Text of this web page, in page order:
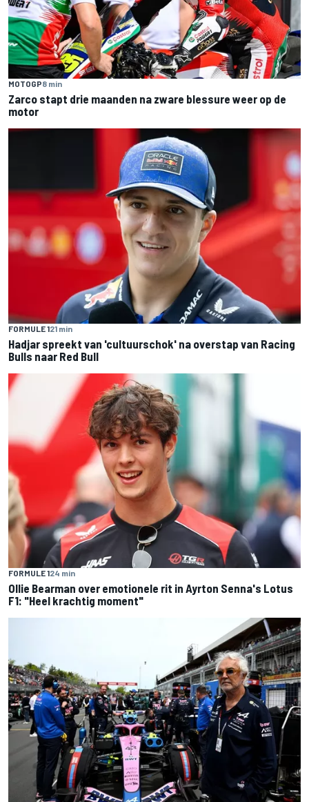
MOTOGP8 min
Zarco stapt drie maanden na zware blessure weer op de
motor
FORMULE 121 min
Hadjar spreekt van 'cultuurschok' na overstap van Racing
Bulls naar Red Bull
FORMULE 124 min
Ollie Bearman over emotionele rit in Ayrton Senna's Lotus
F1: "Heel krachtig moment"